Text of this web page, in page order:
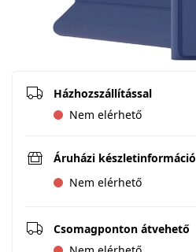
Házhozszállítással
Nem elérhető
Áruházi készletinformáció
Nem elérhető
Csomagponton átvehető